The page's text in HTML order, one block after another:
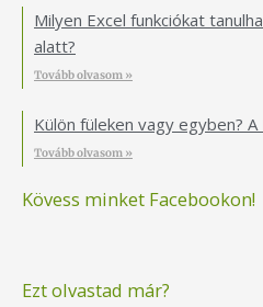
Milyen Excel funkciókat
alatt?
Tovább olvasom »
Külön füleken vagy egyben?
Tovább olvasom »
Kövess minket Facebookon!
Ezt olvastad már?